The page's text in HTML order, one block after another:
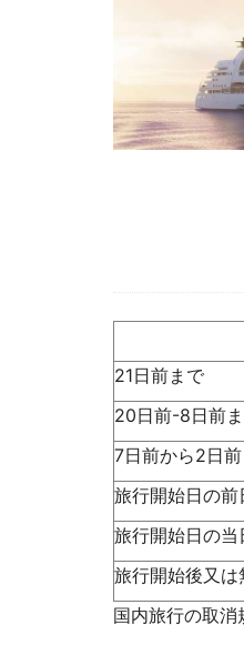
21日前まで
20日前-8日前
7日前から2日
旅行開始日の前
旅行開始日の当
旅行開始後又は
国内旅行の取消